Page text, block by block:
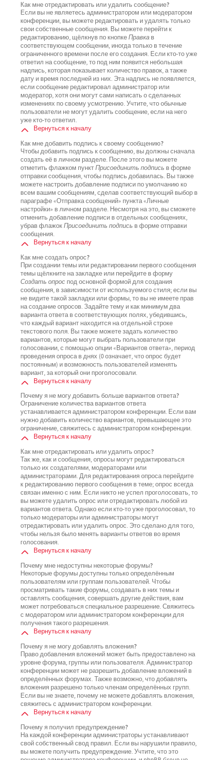
Как мне отредактировать или удалить сообщение?
Если вы не являетесь администратором или модератором
конференции, вы можете редактировать и удалять только
свои собственные сообщения. Вы можете перейти к
редактированию, щёлкнув по кнопкеПравкав
соответствующем сообщении, иногда только в течение
ограниченного времени после его создания. Если кто-то уже
ответил на сообщение, то под ним появится небольшая
надпись, которая показывает количество правок, а также
дату и время последней из них. Эта надпись не появляется,
если сообщение редактировал администратор или
модератор, хотя они могут сами написать о сделанных
изменениях по своему усмотрению. Учтите, что обычные
пользователи не могут удалить сообщение, если на него
уже кто-то ответил.
Вернуться к началу
Как мне добавить подпись к своему сообщению?
Чтобы добавить подпись к сообщению, вы должны сначала
создать её в личном разделе. После этого вы можете
отметить флажком пунктПрисоединить подпись в форме
отправки сообщения, чтобы подпись добавилась. Вы также
можете настроить добавление подписи по умолчанию ко
всем вашим сообщениям, сделав соответствующий выбор в
параграфе «Отправка сообщений» пункта «Личные
настройки» в личном разделе. Несмотря на это, вы сможете
отменить добавление подписи в отдельных сообщениях,
убрав флажокПрисоединить подпись в форме отправки
сообщения.
Вернуться к началу
Как мне создать опрос?
При создании темы или редактировании первого сообщения
темы щёлкните на закладке или перейдите в форму
Создать опроспод основной формой для создания
сообщения, в зависимости от используемого стиля; если вы
не видите такой закладки или формы, то вы не имеете прав
на создание опросов. Задайте тему и как минимум два
варианта ответа в соответствующих полях, убедившись,
что каждый вариант находится на отдельной строке
текстового поля. Вы также можете задать количество
вариантов, которые могут выбрать пользователи при
голосовании, с помощью опции «Вариантов ответа», период
проведения опроса в днях (0 означает, что опрос будет
постоянным) и возможность пользователей изменять
вариант, за который они проголосовали.
Вернуться к началу
Почему я не могу добавить больше вариантов ответа?
Ограничение количества вариантов ответа
устанавливается администратором конференции. Если вам
нужно добавить количество вариантов, превышающее это
ограничение, свяжитесь с администратором конференции.
Вернуться к началу
Как мне отредактировать или удалить опрос?
Так же, как и сообщения, опросы могут редактироваться
только их создателями, модераторами или
администраторами. Для редактирования опроса перейдите
к редактированию первого сообщения в теме; опрос всегда
связан именно с ним. Если никто не успел проголосовать, то
вы можете удалить опрос или отредактировать любой из
вариантов ответа. Однако если кто-то уже проголосовал, то
только модераторы или администраторы могут
отредактировать или удалить опрос. Это сделано для того,
чтобы нельзя было менять варианты ответов во время
голосования.
Вернуться к началу
Почему мне недоступны некоторые форумы?
Некоторые форумы доступны только определённым
пользователям или группам пользователей. Чтобы
просматривать такие форумы, создавать в них темы и
оставлять сообщения, совершать другие действия, вам
может потребоваться специальное разрешение. Свяжитесь
с модератором или администратором конференции для
получения такого разрешения.
Вернуться к началу
Почему я не могу добавлять вложения?
Право добавления вложений может быть предоставлено на
уровне форума, группы или пользователя. Администратор
конференции может не разрешить добавление вложений в
определённых форумах. Также возможно, что добавлять
вложения разрешено только членам определённых групп.
Если вы не знаете, почему не можете добавлять вложения,
свяжитесь с администратором конференции.
Вернуться к началу
Почему я получил предупреждение?
На каждой конференции администраторы устанавливают
свой собственный свод правил. Если вы нарушили правило,
вы можете получить предупреждение. Учтите, что это